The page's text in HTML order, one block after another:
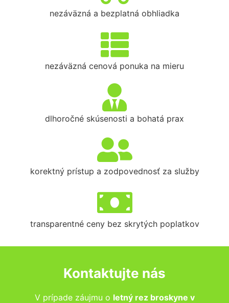
nezáväzná a bezplatná obhliadka
nezáväzná cenová ponuka na mieru
dlhoročné skúsenosti a bohatá prax
korektný prístup a zodpovednosť za služby
transparentné ceny bez skrytých poplatkov
Kontaktujte nás
V prípade záujmu o letný rez broskyne v